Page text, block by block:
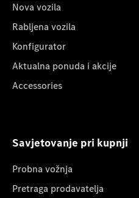
Nova vozila
Rabljena vozila
Konfigurator
Aktualna ponuda i akcije
Accessories
Savjetovanje pri kupnji
Probna vožnja
Pretraga prodavatelja